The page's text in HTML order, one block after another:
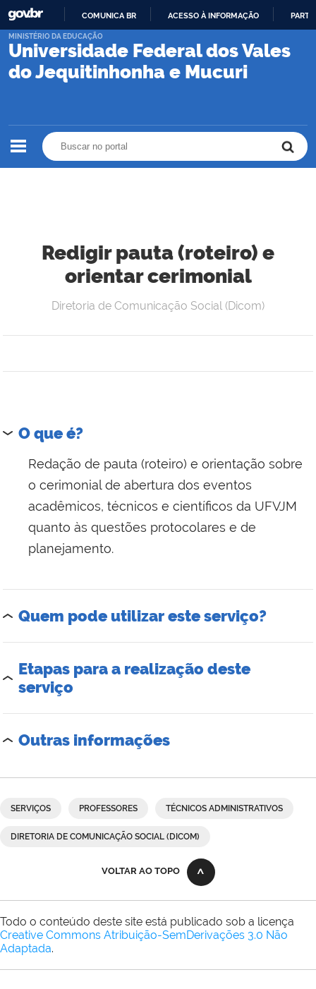
PARA
CONTEÚDO
COMUNICA BR ACESSO À INFORMAÇÃO
Universidade Federal dos Vales
do Jequitinhonha e Mucuri
MINISTÉRIO DA EDUCAÇÃO
Redigir pauta (roteiro) e
orientar cerimonial
Diretoria de Comunicação Social (Dicom)
O que é?
Redação de pauta (roteiro) e orientação sobre
o cerimonial de abertura dos eventos
acadêmicos, técnicos e científicos da UFVJM
quanto às questões protocolares e de
planejamento.
Quem pode utilizar este serviço?
Etapas para a realização deste
serviço
Outras informações
SERVIÇOS PROFESSORES TÉCNICOS ADMINISTRATIVOS
DIRETORIA DE COMUNICAÇÃO SOCIAL (DICOM)
VOLTAR AO TOPO
Todo o conteúdo deste site está publicado sob a licença
Creative Commons Atribuição-SemDerivações 3.0 Não
Adaptada.